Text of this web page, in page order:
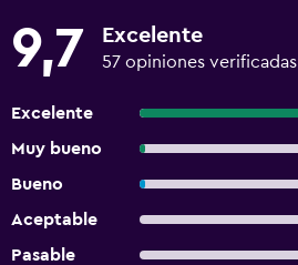
9,7 Excelente
57 opiniones verificadas
Excelente
Muy bueno
Bueno
Aceptable
Pasable